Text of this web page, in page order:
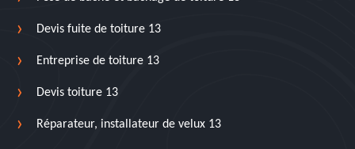
Devis fuite de toiture 13
Entreprise de toiture 13
Devis toiture 13
Réparateur, installateur de velux 13